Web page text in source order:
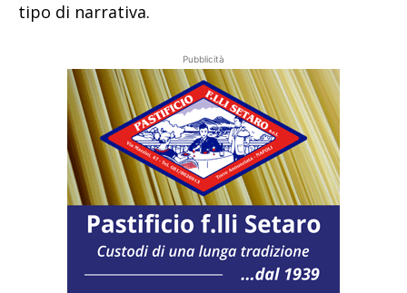
tipo di narrativa.
Pubblicità